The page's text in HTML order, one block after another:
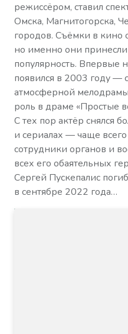
режиссёром, ставил
Омска, Магнитогорска,
городов. Съёмки в кино
но именно они
популярность. Впервые
появился в 2003 году —
атмосферной
роль в драме «Простые
С тех пор актёр снялся
и сериалах — чаще
сотрудники органов и
всех его обаятельных
Сергей Пускепалис
в сентябре 2022 года…